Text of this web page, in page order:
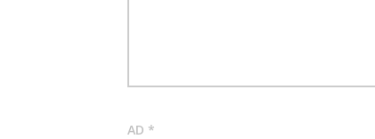
AD *